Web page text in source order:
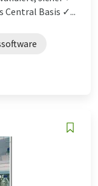
Central Basis ✓...